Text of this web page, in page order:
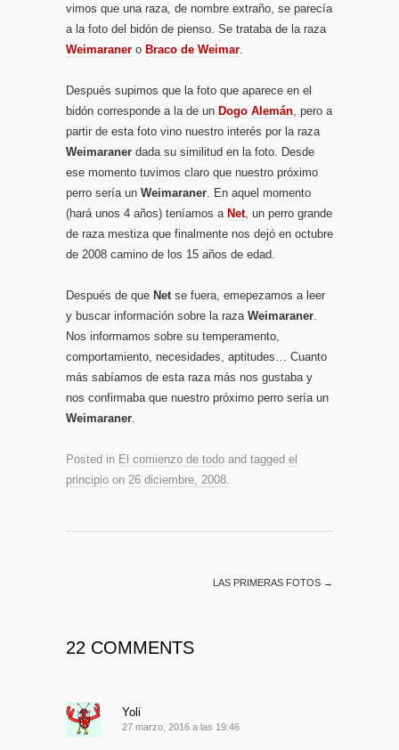
vimos que una raza, de nombre extraño, se parecía
a la foto del bidón de pienso. Se trataba de la raza
Weimaraner o Braco de Weimar
Después supimos que la foto que aparece en el
bidón corresponde a la de un Dogo Alemán , pero a
partir de esta foto vino nuestro interés por la raza
Weimaraner dada su similitud en la foto. Desde
ese momento tuvimos claro que nuestro próximo
perro sería un Weimaraner . En aquel momento
(hará unos 4 años) teníamos a Net, un perro grande
de raza mestiza que finalmente nos dejó en octubre
de 2008 camino de los 15 años de edad.
Después de que Net se fuera, emepezamos a leer
y buscar información sobre la raza Weimaraner
Nos informamos sobre su temperamento,
comportamiento, necesidades, aptitudes… Cuanto
más sabíamos de esta raza más nos gustaba y
nos confirmaba que nuestro próximo perro sería un
Weimaraner
Posted in El comienzo de todo and tagged el
principio on 26 diciembre, 2008
LAS PRIMERAS FOTOS →
22 COMMENTS
Yoli
27 marzo, 2016 a las 19:46